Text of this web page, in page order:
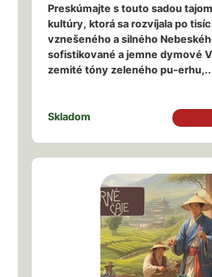
Preskúmajte s touto sadou
kultúry, ktorá sa rozvíjala po
vznešeného a silného
sofistikované a jemne dymové
zemité tóny zeleného pu-
Skladom